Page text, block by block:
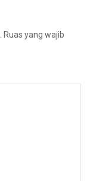
Ruas yang wajib